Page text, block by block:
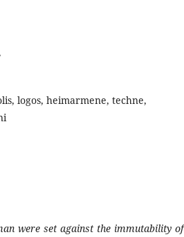
logos, heimarmene, techne,
were set against the immutability of